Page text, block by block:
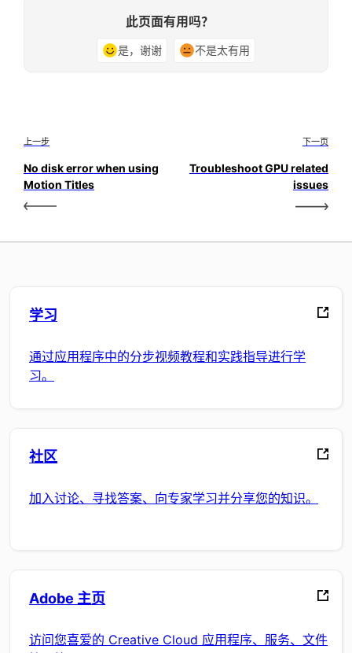
此页面有用吗？
是，谢谢 不是太有用
上一步
No disk error when using
Motion Titles
下一页
Troubleshoot GPU related
issues
学习
通过应用程序中的分步视频教程和实践指导进行学
习。
社区
加入讨论、寻找答案、向专家学习并分享您的知识。
Adobe 主页
访问您喜爱的 Creative Cloud 应用程序、服务、文件